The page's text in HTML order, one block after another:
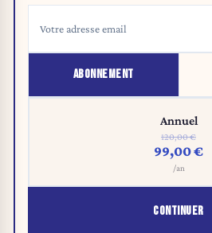
ABONNEMENT
Annuel
120,00 €
99,00 €
/an
CONTINUER